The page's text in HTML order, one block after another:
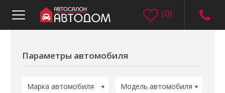
(0)
Параметры автомобиля